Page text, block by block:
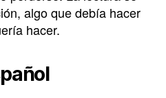
algo que debía hacer
hacer.